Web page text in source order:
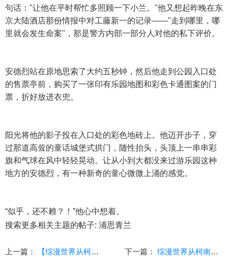
句话："让他在平时帮忙多照顾一下小兰。"他又想起昨晚在东
京大陆酒店那份情报中对工藤新一的记录——"走到哪里，哪
里就会发生命案"，那是警方内部一部分人对他的私下评价。
安德烈站在原地思索了大约五秒钟，然后他走到公园入口处
的售票亭前，购买了一张印有乐园地图和彩色卡通图案的门
票，折好放进衣兜。
阳光将他的影子投在入口处的彩色地砖上。他迈开步子，穿
过那道高耸的童话城堡式拱门，随性抬头，头顶上一串串彩
旗和气球在风中轻轻晃动。让从小到大都没来过游乐园这种
地方的安德烈，有一种新奇的童心微微上涌的感觉。
“似乎，还不赖？！”他心中想着。
搜索更多相关主题的帖子: 浦思青兰
上一篇： 【综漫世界从柯南开始】第一章 罗阿纳普拉 下一篇： 综漫世界从柯南开始 第五章 鲍里斯的礼物